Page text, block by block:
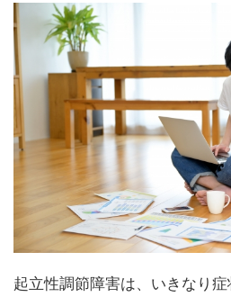
起立性調節障害は、いきなり